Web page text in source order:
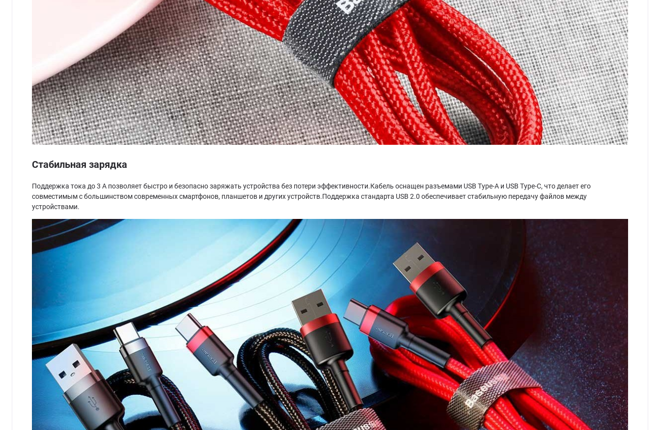
Стабильная зарядка
Поддержка тока до 3 А позволяет быстро и безопасно заряжать устройства без потери эффективности.Кабель оснащен разъемами USB Type-A и USB Type-C, что делает его
совместимым с большинством современных смартфонов, планшетов и других устройств.Поддержка стандарта USB 2.0 обеспечивает стабильную передачу файлов между
устройствами.